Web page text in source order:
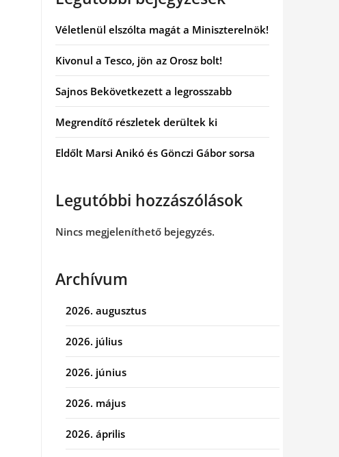
Véletlenül elszólta magát a Miniszterelnök!
Kivonul a Tesco, jön az Orosz bolt!
Sajnos Bekövetkezett a legrosszabb
Megrendítő részletek derültek ki
Eldőlt Marsi Anikó és Gönczi Gábor sorsa
Legutóbbi hozzászólások
Nincs megjeleníthető bejegyzés.
Archívum
2026. augusztus
2026. július
2026. június
2026. május
2026. április